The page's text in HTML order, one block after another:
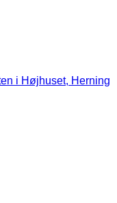
i Højhuset, Herning